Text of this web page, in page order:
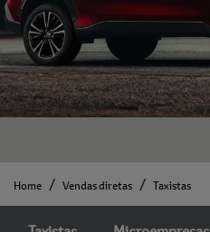
Home Vendas diretas Taxistas